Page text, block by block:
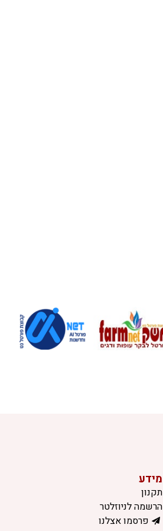
מידע
תקנון
הרשמה לניוזלטר
פרסמו אצלנו